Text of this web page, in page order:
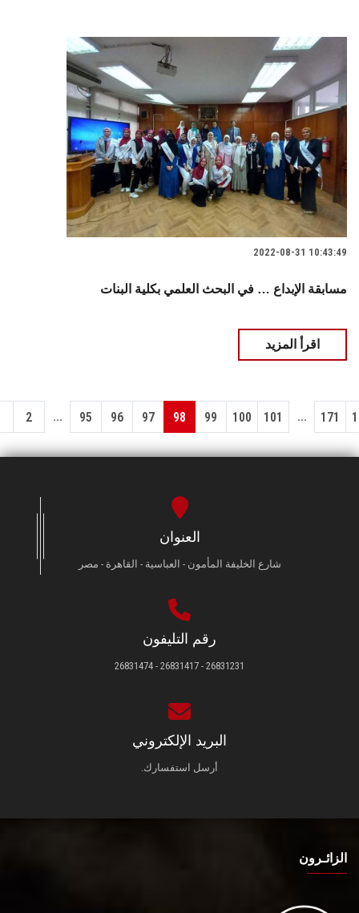
2022-08-31 10:43:49
مسابقة الإبداع … في البحث العلمي بكلية البنات
اقرأ المزيد
2 ... 95 96 97 98 99 100 101 ... 171
العنوان
شارع الخليفة المأمون - العباسية - القاهرة - مصر
رقم التليفون
26831231 - 26831417 - 26831474
البريد الإلكتروني
أرسل استفسارك.
الزائـرون